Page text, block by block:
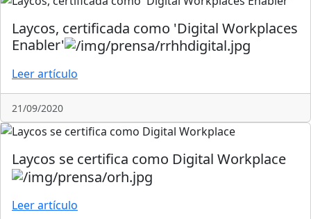
Laycos, certificada como 'Digital Workplaces
Enabler'
Leer artículo
21/09/2020
Laycos se certifica como Digital Workplace
Leer artículo